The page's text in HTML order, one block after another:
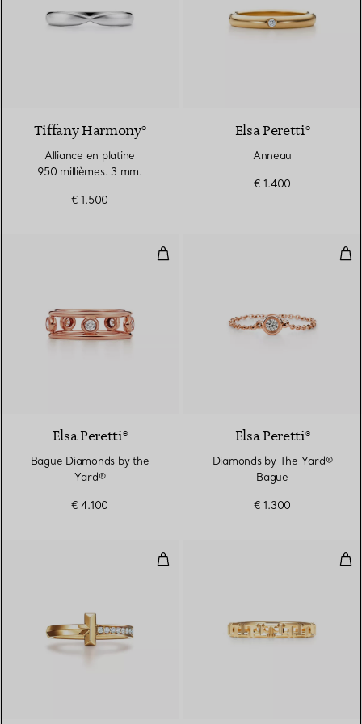
Tiffany Harmony®
Alliance en platine
950 millièmes. 3 mm.
€ 1.500
Elsa Peretti®
Anneau
€ 1.400
Bague Diamonds by the Yard®
Elsa Peretti®
Bague Diamonds by the
Yard®
€ 4.100
Elsa Peretti®
Diamonds by The Yard®
Bague
€ 1.300
Bague T1 en or jaune 18 carats